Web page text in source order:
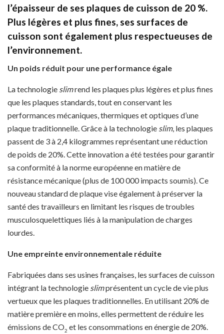
l’épaisseur de ses plaques de cuisson de 20 %.
Plus légères et plus fines, ses surfaces de
cuisson sont également plus respectueuses de
l’environnement.
Un poids réduit pour une performance égale
La technologie slimrend les plaques plus légères et plus fines
que les plaques standards, tout en conservant les
performances mécaniques, thermiques et optiques d’une
plaque traditionnelle. Grâce à la technologie slim, les plaques
passent de 3 à 2,4 kilogrammes représentant une réduction
de poids de 20%. Cette innovation a été testées pour garantir
sa conformité à la norme européenne en matière de
résistance mécanique (plus de 100 000 impacts soumis). Ce
nouveau standard de plaque vise également à préserver la
santé des travailleurs en limitant les risques de troubles
musculosquelettiques liés à la manipulation de charges
lourdes.
Une empreinte environnementale réduite
Fabriquées dans ses usines françaises, les surfaces de cuisson
intégrant la technologie slimprésentent un cycle de vie plus
vertueux que les plaques traditionnelles. En utilisant 20% de
matière première en moins, elles permettent de réduire les
émissions de CO2 et les consommations en énergie de 20%.